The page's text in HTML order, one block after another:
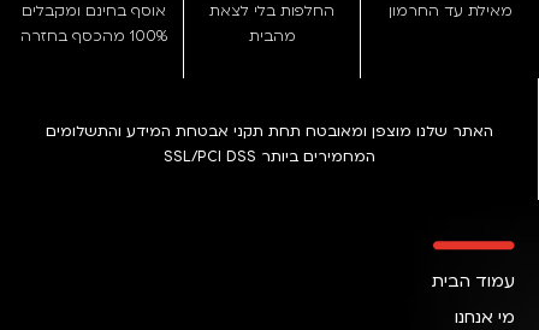
מאילת עד החרמון
החלפות בלי לצאת
מהבית
אוסף בחינם ומקבלים
100% מהכסף בחזרה
האתר שלנו מוצפן ומאובטח תחת תקני אבטחת המידע והתשלומים
המחמירים ביותר SSL/PCI DSS
עמוד הבית
מי אנחנו